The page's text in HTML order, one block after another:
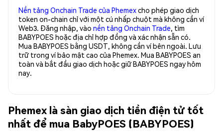
Nền tảng Onchain Trade của Phemexcho phép giao dịch
token on-chain chỉ với một cú nhấp chuột mà không cần ví
Web3. Đăng nhập, vào nền tảng Onchain Trade, tìm
BABYPOES hoặc địa chỉ hợp đồng và xác nhận sẵn có.
Mua BABYPOES bằng USDT, không cần ví bên ngoài. Lưu
trữ trong ví bảo mật cao của Phemex. Mua BABYPOES an
toàn và bắt đầu giao dịch hoặc giữ BABYPOES ngay hôm
nay.
Phemex là sàn giao dịch tiền điện tử tốt
nhất để mua BabyPOES (BABYPOES)